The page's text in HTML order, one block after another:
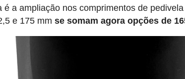
é a ampliação nos comprimentos de
e 175 mmse somam agora opções de